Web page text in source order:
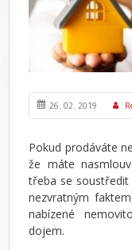
26. 02. 2019
Pokud prodáváte
že máte
třeba se soustředit
nezvratným
nabízené
dojem.